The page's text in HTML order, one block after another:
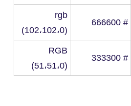
# 666600
rgb
(102،102،0)
# 333300
RGB
(51،51،0)